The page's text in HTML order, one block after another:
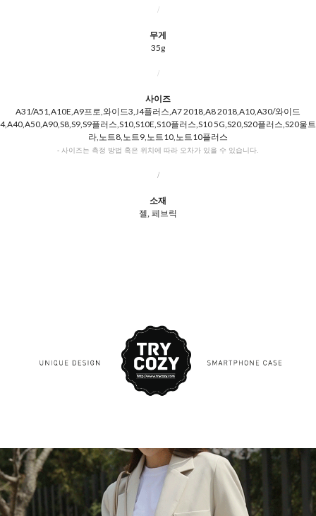
/
무게
35g
/
사이즈
A31/A51,A10E,A9프로,와이드3,J4플러스,A7 2018,A8 2018,A10,A30/와이드
4,A40,A50,A90,S8,S9,S9플러스,S10,S10E,S10플러스,S10 5G,S20,S20플러스,S20울트
라,노트8,노트9,노트10,노트10플러스
- 사이즈는 측정 방법 혹은 위치에 따라 오차가 있을 수 있습니다.
/
소재
젤, 페브릭